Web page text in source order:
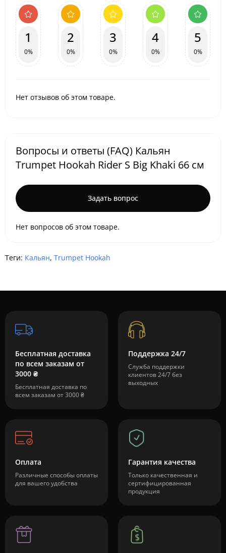
1
0%
2
0%
3
0%
4
0%
5
0%
Нет отзывов об этом товаре.
Вопросы и ответы (FAQ) Кальян
Trumpet Hookah Rider S Big Khaki 66 см
Задать вопрос
Нет вопросов об этом товаре.
Теги: Кальян, Trumpet Hookah
Бесплатная доставка
по всем заказам от
3000 ₴
Бесплатная доставка по
всем заказам от 3000 ₴
Поддержка 24/7
Служба поддержки
клиентов 24/7 без
выходных
Оплата
Различные способы оплаты
для вашего удобства
Гарантия качества
Только качественная и
сертифицированная
продукция